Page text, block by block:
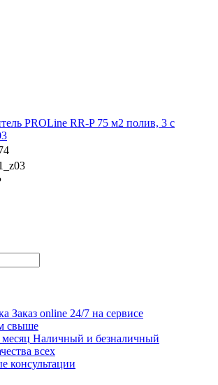
PROLine RR-P 75 м2 полив, 3 с
Заказ online 24/7 на сервисе
свыше
Наличный и безналичный
всех
консультации